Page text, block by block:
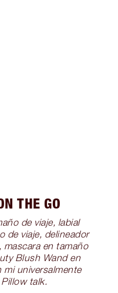
THE GO
de viaje, labial
de viaje, delineador
mascara en tamaño
Blush Wand en
mi universalmente
talk.